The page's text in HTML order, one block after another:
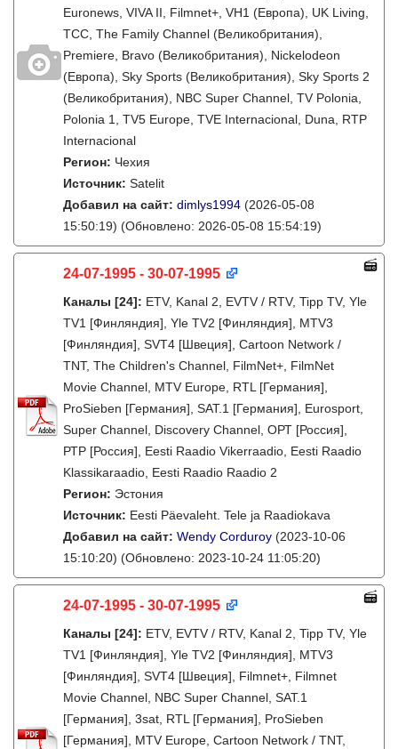
Euronews, VIVA II, Filmnet+, VH1 (Европа), UK Living,
TCC, The Family Channel (Великобритания),
Premiere, Bravo (Великобритания), Nickelodeon
(Европа), Sky Sports (Великобритания), Sky Sports 2
(Великобритания), NBC Super Channel, TV Polonia,
Polonia 1, TV5 Europe, TVE Internacional, Duna, RTP
Internacional
Регион: Чехия
Источник: Satelit
Добавил на сайт: dimlys1994 (2026-05-08
15:50:19) (Обновлено: 2026-05-08 15:54:19)
24-07-1995 - 30-07-1995
Каналы [24]: ETV, Kanal 2, EVTV / RTV, Tipp TV, Yle
TV1 [Финляндия], Yle TV2 [Финляндия], MTV3
[Финляндия], SVT4 [Швеция], Cartoon Network /
TNT, The Children's Channel, FilmNet+, FilmNet
Movie Channel, MTV Europe, RTL [Германия],
ProSieben [Германия], SAT.1 [Германия], Eurosport,
Super Channel, Discovery Channel, ОРТ [Россия],
РТР [Россия], Eesti Raadio Vikerraadio, Eesti Raadio
Klassikaraadio, Eesti Raadio Raadio 2
Регион: Эстония
Источник: Eesti Päevaleht. Tele ja Raadiokava
Добавил на сайт: Wendy Corduroy (2023-10-06
15:10:20) (Обновлено: 2023-10-24 11:05:20)
24-07-1995 - 30-07-1995
Каналы [24]: ETV, EVTV / RTV, Kanal 2, Tipp TV, Yle
TV1 [Финляндия], Yle TV2 [Финляндия], MTV3
[Финляндия], SVT4 [Швеция], Filmnet+, Filmnet
Movie Channel, NBC Super Channel, SAT.1
[Германия], 3sat, RTL [Германия], ProSieben
[Германия], MTV Europe, Cartoon Network / TNT,